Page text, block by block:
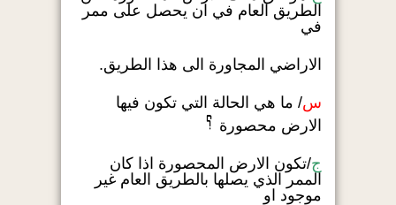
الطريق العام في ان يحصل على ممر
في
الاراضي المجاورة الى هذا الطريق.
س/ ما هي الحالة التي تكون فيها
الارض محصورة
ج/تكون الارض المحصورة اذا كان
الممر الذي يصلها بالطريق العام غير
موجود او